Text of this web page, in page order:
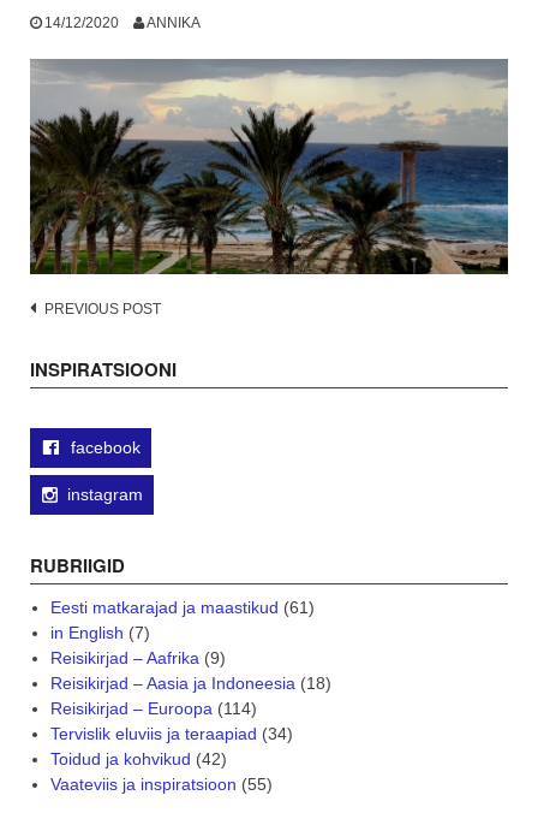
14/12/2020 ANNIKA
Post
PREVIOUS POST
INSPIRATSIOONI
facebook
instagram
RUBRIIGID
Eesti matkarajad ja maastikud (61)
in English (7)
Reisikirjad – Aafrika (9)
Reisikirjad – Aasia ja Indoneesia (18)
Reisikirjad – Euroopa (114)
Tervislik eluviis ja teraapiad (34)
Toidud ja kohvikud (42)
Vaateviis ja inspiratsioon (55)